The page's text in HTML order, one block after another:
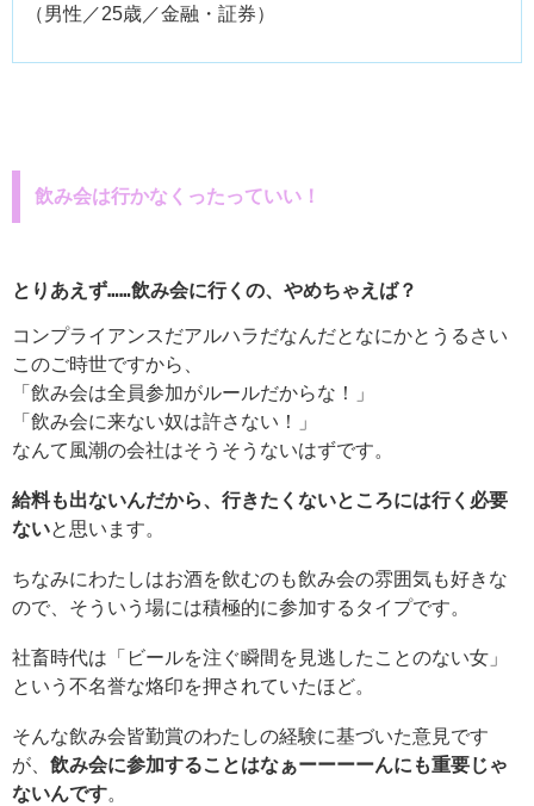
（男性／25歳／金融・証券）
飲み会は行かなくったっていい！
とりあえず……飲み会に行くの、やめちゃえば？
コンプライアンスだアルハラだなんだとなにかとうるさい
このご時世ですから、
「飲み会は全員参加がルールだからな！」
「飲み会に来ない奴は許さない！」
なんて風潮の会社はそうそうないはずです。
給料も出ないんだから、行きたくないところには行く必要
ないと思います。
ちなみにわたしはお酒を飲むのも飲み会の雰囲気も好きな
ので、そういう場には積極的に参加するタイプです。
社畜時代は「ビールを注ぐ瞬間を見逃したことのない女」
という不名誉な烙印を押されていたほど。
そんな飲み会皆勤賞のわたしの経験に基づいた意見です
が、 飲み会に参加することはなぁーーーーんにも重要じゃ
ないんです。